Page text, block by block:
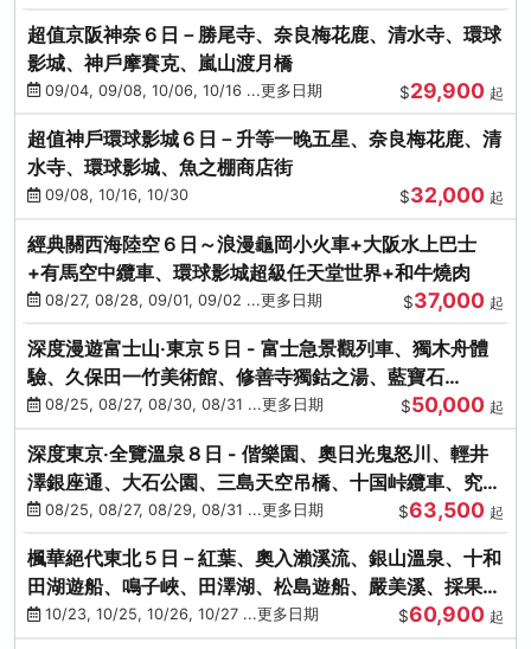
超值京阪神奈６日－勝尾寺、奈良梅花鹿、清水寺、環球
影城、神戶摩賽克、嵐山渡月橋
09/04, 09/08, 10/06, 10/16 ...更多日期 $29,900 起
超值神戶環球影城６日－升等一晚五星、奈良梅花鹿、清
水寺、環球影城、魚之棚商店街
09/08, 10/16, 10/30 $32,000 起
經典關西海陸空６日～浪漫龜岡小火車+大阪水上巴士
+有馬空中纜車、環球影城超級任天堂世界+和牛燒肉
08/27, 08/28, 09/01, 09/02 ...更多日期 $37,000 起
深度漫遊富士山‧東京５日 - 富士急景觀列車、獨木舟體
驗、久保田一竹美術館、修善寺獨鈷之湯、藍寶石
SAPHIR踴子號
08/25, 08/27, 08/30, 08/31 ...更多日期 $50,000 起
深度東京‧全覽溫泉８日 - 偕樂園、奧日光鬼怒川、輕井
澤銀座通、大石公園、三島天空吊橋、十国峠纜車、究極
海鮮食べ放題
08/25, 08/27, 08/29, 08/31 ...更多日期 $63,500 起
楓華絕代東北５日－紅葉、奧入瀨溪流、銀山溫泉、十和
田湖遊船、鳴子峽、田澤湖、松島遊船、嚴美溪、採果烤
牡蠣10/23, 10/25, 10/26, 10/27 ...更多日期 $60,900 起